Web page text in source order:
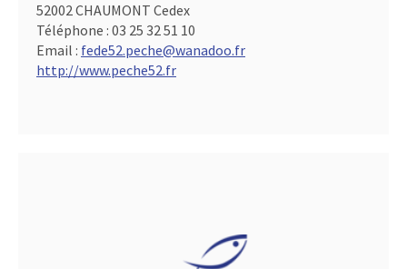
52002 CHAUMONT Cedex
Téléphone : 03 25 32 51 10
Email : fede52.peche@wanadoo.fr
http://www.peche52.fr